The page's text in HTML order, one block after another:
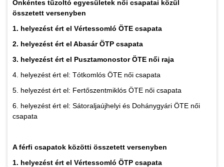
Önkéntes tűzoltó egyesületek női csapatai közül
összetett versenyben
1. helyezést ért el Vértessomló ÖTE csapata
2. helyezést ért el Abasár ÖTP csapata
3. helyezést ért el Pusztamonostor ÖTE női raja
4. helyezést ért el: Tótkomlós ÖTE női csapata
5. helyezést ért el: Fertőszentmiklós ÖTE női csapata
6. helyezést ért el: Sátoraljaújhelyi és Dohánygyári ÖTE női
csapata
A férfi csapatok közötti összetett versenyben
1. helyezést ért el Vértessomló ÖTP csapata